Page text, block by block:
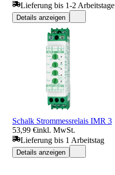
Lieferung bis 1-2 Arbeitstage
Details anzeigen
Schalk Strommessrelais IMR 3
53,99 €inkl. MwSt.
Lieferung bis 1 Arbeitstag
Details anzeigen